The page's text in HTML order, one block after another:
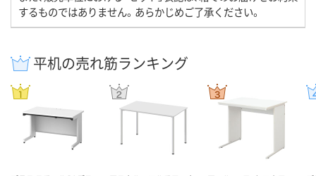
するものではありません。あらかじめご了承ください。
平机の売れ筋ランキング